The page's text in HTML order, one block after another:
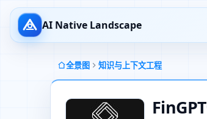
AI Native Landscape
全景图 知识与上下文工程
FinGPT